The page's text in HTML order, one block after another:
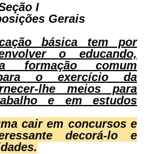
I
Gerais
básica tem por
o educando,
formação comum
o exercício da
lhe meios para
e em estudos
cair em concursos e
decorá-lo e